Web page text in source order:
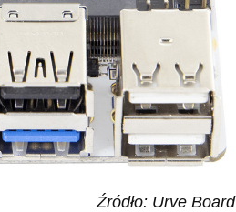
Źródło: Urve Board